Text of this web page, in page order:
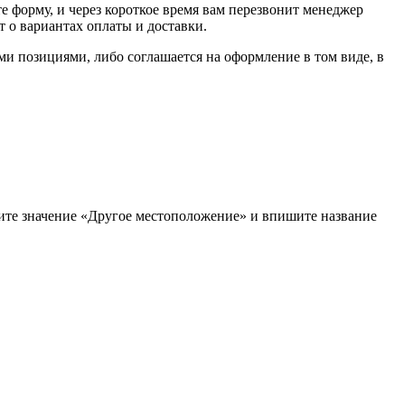
и через короткое время вам перезвонит менеджер
о вариантах оплаты и доставки.
позициями, либо соглашается на оформление в том виде, в
значение «Другое местоположение» и впишите название